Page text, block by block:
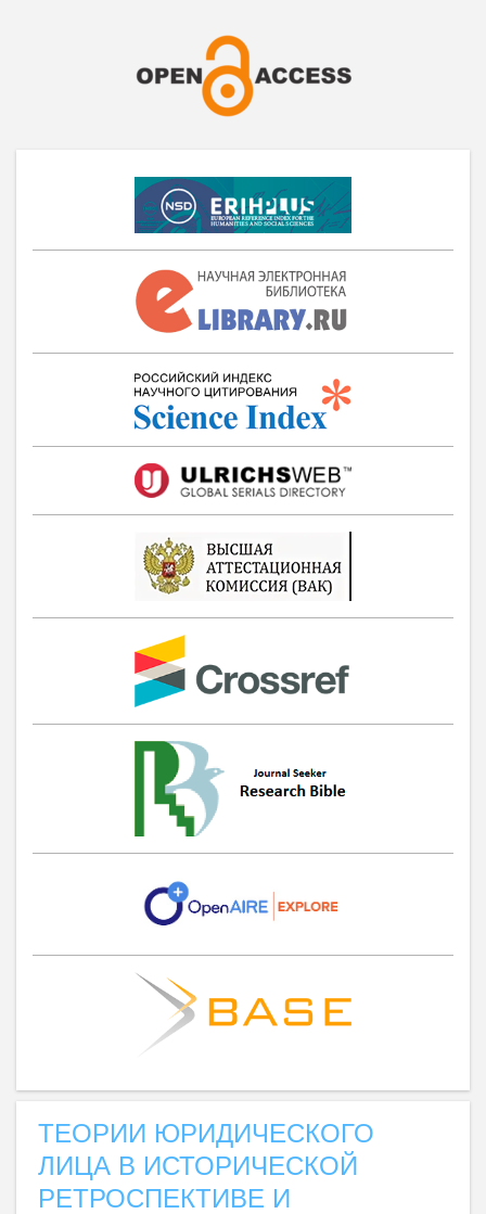
ТЕОРИИ ЮРИДИЧЕСКОГО
ЛИЦА В ИСТОРИЧЕСКОЙ
РЕТРОСПЕКТИВЕ И